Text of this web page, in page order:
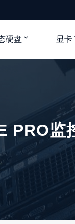
硬盘 显卡
PRO监